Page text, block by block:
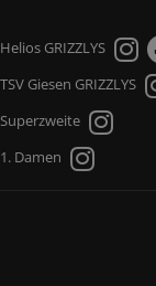
Helios GRIZZLYS
TSV Giesen GRIZZLYS
Superzweite
1. Damen